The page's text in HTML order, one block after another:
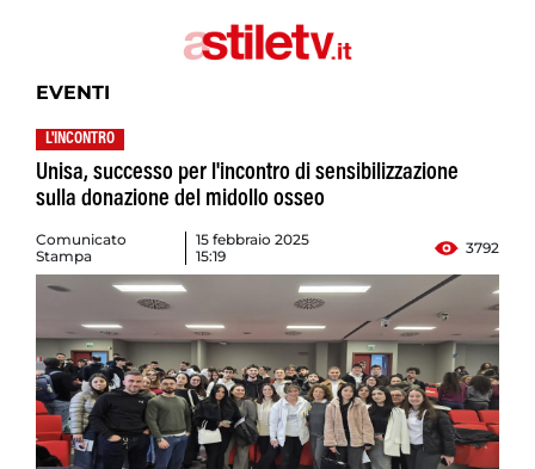
EVENTI
L'INCONTRO
Unisa, successo per l'incontro di sensibilizzazione
sulla donazione del midollo osseo
Comunicato
Stampa
15 febbraio 2025
15:19
3792